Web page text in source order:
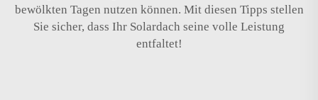
bewölkten Tagen nutzen können. Mit diesen Tipps stellen
Sie sicher, dass Ihr Solardach seine volle Leistung
entfaltet!